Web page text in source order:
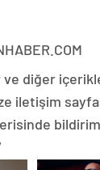
ve diğer
iletişim